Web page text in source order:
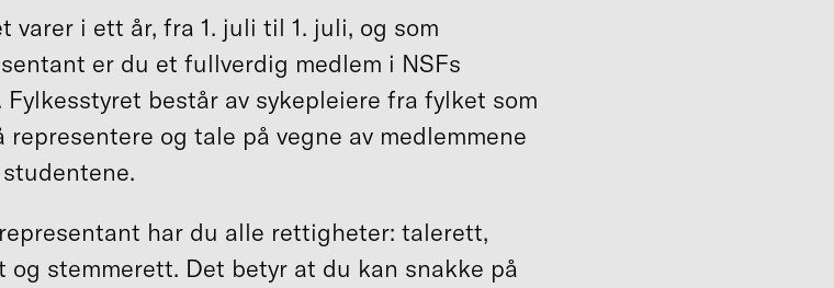
varer i ett år, fra 1. juli til 1. juli, og som
er du et fullverdig medlem i NSFs
Fylkesstyret består av sykepleiere fra fylket som
representere og tale på vegne av medlemmene
har du alle rettigheter: talerett,
og stemmerett. Det betyr at du kan snakke på